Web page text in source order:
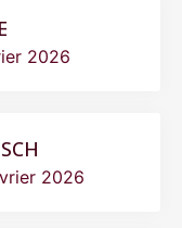
2026
2026